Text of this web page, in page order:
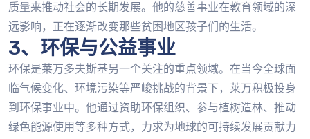
质量来推动社会的长期发展。他的慈善事业在教育领域的深
远影响，正在逐渐改变那些贫困地区孩子们的生活。
3、环保与公益事业
环保是莱万多夫斯基另一个关注的重点领域。在当今全球面
临气候变化、环境污染等严峻挑战的背景下，莱万积极投身
到环保事业中。他通过资助环保组织、参与植树造林、推动
绿色能源使用等多种方式，力求为地球的可持续发展贡献力